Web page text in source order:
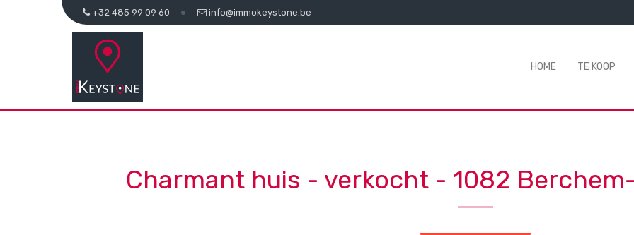
+32 485 99 09 60 info@immokeystone.be
HOME TE KOOP
Charmant huis - verkocht - 1082